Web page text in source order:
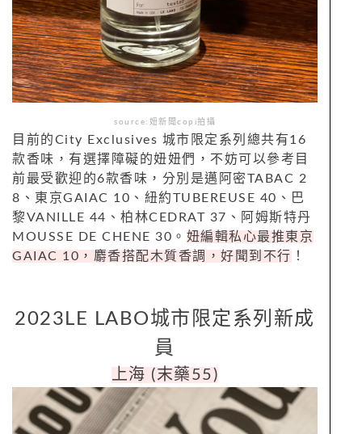
source:妞新聞copi拍攝
目前的City Exclusives 城市限定系列總共有16
款香味，有選擇障礙的妞妞們，不妨可以參考目
前最受歡迎的6款香味，分別是邁阿密TABAC 2
8、東京GAIAC 10、紐約TUBEREUSE 40、巴
黎VANILLE 44、柏林CEDRAT 37、阿姆斯特丹
MOUSSE DE CHENE 30。 妞編輯私心最推東京
GAIAC 10，麝香搭配木質香調，好聞到不行 ！
2023LE LABO城市限定系列新成
員
上海 (末藥 55)